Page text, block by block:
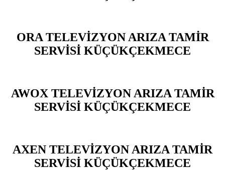
ORA TELEVİZYON ARIZA TAMİR
SERVİSİ KÜÇÜKÇEKMECE
AWOX TELEVİZYON ARIZA TAMİR
SERVİSİ KÜÇÜKÇEKMECE
AXEN TELEVİZYON ARIZA TAMİR
SERVİSİ KÜÇÜKÇEKMECE